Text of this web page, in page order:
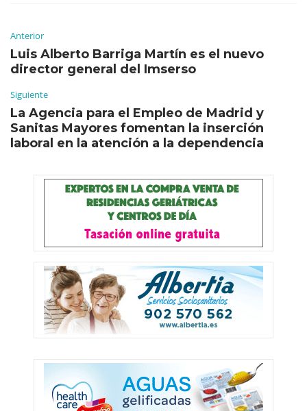
Anterior
Luis Alberto Barriga Martín es el nuevo
director general del Imserso
Siguiente
La Agencia para el Empleo de Madrid y
Sanitas Mayores fomentan la inserción
laboral en la atención a la dependencia